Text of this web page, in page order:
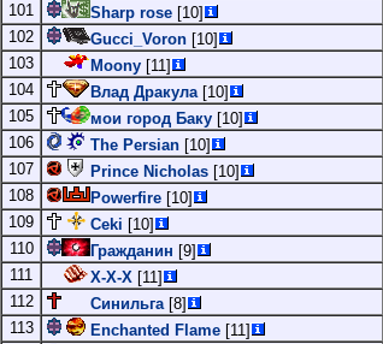
101
Sharp rose [10]
102
Gucci_Voron [10]
103
Moony [11]
104
Влад Дракула[10]
105
мои город Баку [10]
106
The Persian [10]
107
Prince Nicholas [10]
108
Powerfire [10]
109
Ceki [10]
110
Гражданин [9]
111
Х-Х-Х [11]
112
Синильга[8]
113
Enchanted Flame [11]